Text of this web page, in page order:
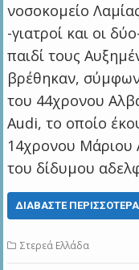
νοσοκομείο
-γιατροί και οι
παιδί τους
βρέθηκαν,
του 44χρονου
Audi, το οποίο
14χρονου Μάριου
του δίδυμου
ΔΙΑΒΆΣΤΕ ΠΕΡΙΣΣΌΤΕΡΑ
Στερεά Ελλάδα